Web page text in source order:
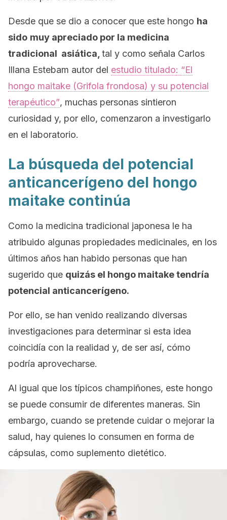
Desde que se dio a conocer que este hongo ha
sido muy apreciado por la medicina
tradicional asiática, tal y como señala Carlos
Illana Estebam autor del estudio titulado: “El
hongo maitake (Grifola frondosa) y su potencial
terapéutico”, muchas personas sintieron
curiosidad y, por ello, comenzaron a investigarlo
en el laboratorio.
La búsqueda del potencial
anticancerígeno del hongo
maitake continúa
Como la medicina tradicional japonesa le ha
atribuido algunas propiedades medicinales, en los
últimos años han habido personas que han
sugerido que quizás el hongo maitake tendría
potencial anticancerígeno.
Por ello, se han venido realizando diversas
investigaciones para determinar si esta idea
coincidía con la realidad y, de ser así, cómo
podría aprovecharse.
Al igual que los típicos champiñones, este hongo
se puede consumir de diferentes maneras. Sin
embargo, cuando se pretende cuidar o mejorar la
salud, hay quienes lo consumen en forma de
cápsulas, como suplemento dietético.